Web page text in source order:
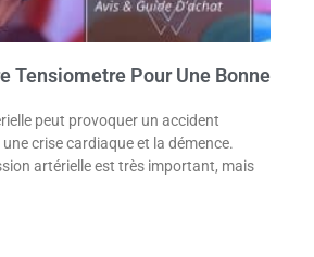
Tensiometre Pour Une Bonne
peut provoquer un accident
crise cardiaque et la démence.
artérielle est très important, mais